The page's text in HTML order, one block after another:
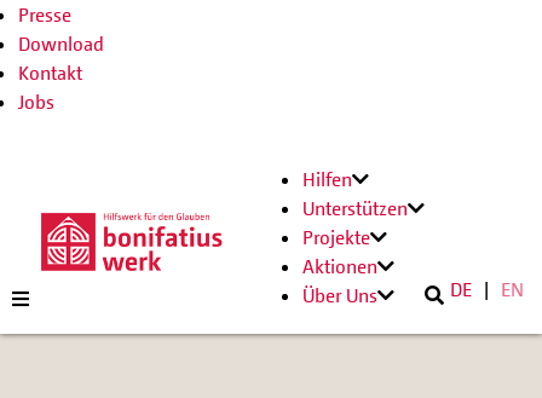
Presse
Download
Kontakt
Jobs
Hilfen
Unterstützen
Projekte
Aktionen
Über Uns
DE EN